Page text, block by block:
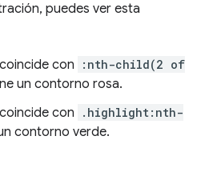
puedes ver esta
con
:nth-child(2 of
un contorno rosa.
con
.highlight:nth-
contorno verde.